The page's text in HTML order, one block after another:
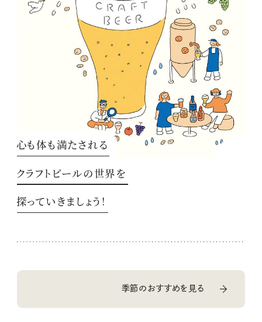
心も体も満たされる
クラフトビールの世界を
探っていきましょう！
季節のおすすめを見る